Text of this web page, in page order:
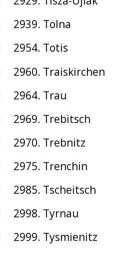
2939. Tolna
2954. Totis
2960. Traiskirchen
2964. Trau
2969. Trebitsch
2970. Trebnitz
2975. Trenchin
2985. Tscheitsch
2998. Tyrnau
2999. Tysmienitz